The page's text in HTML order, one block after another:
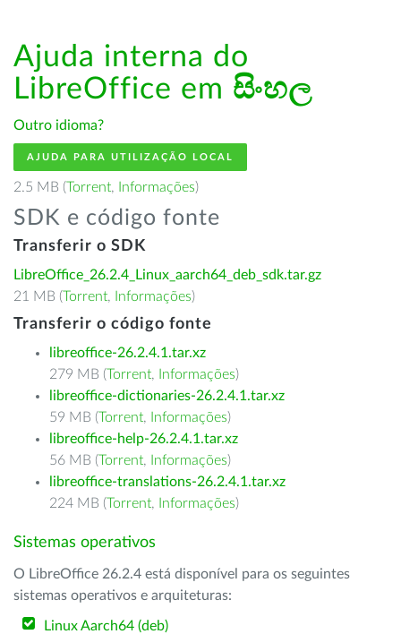
Ajuda interna do
LibreOffice em සිංහල
Outro idioma?
AJUDA PARA UTILIZAÇÃO LOCAL
2.5 MB (Torrent, Informações)
SDK e código fonte
Transferir o SDK
LibreOffice_26.2.4_Linux_aarch64_deb_sdk.tar.gz
21 MB (Torrent, Informações)
Transferir o código fonte
libreoffice-26.2.4.1.tar.xz
279 MB (Torrent, Informações)
libreoffice-dictionaries-26.2.4.1.tar.xz
59 MB (Torrent, Informações)
libreoffice-help-26.2.4.1.tar.xz
56 MB (Torrent, Informações)
libreoffice-translations-26.2.4.1.tar.xz
224 MB (Torrent, Informações)
Sistemas operativos
O LibreOffice 26.2.4 está disponível para os seguintes
sistemas operativos e arquiteturas:
Linux Aarch64 (deb)